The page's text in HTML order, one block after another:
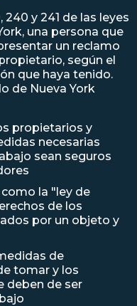
y 241 de las leyes
una persona que
un reclamo
según el
que haya tenido.
de Nueva York
propietarios y
necesarias
sean seguros
la "ley de
de los
por un objeto y
de
tomar y los
deben de ser